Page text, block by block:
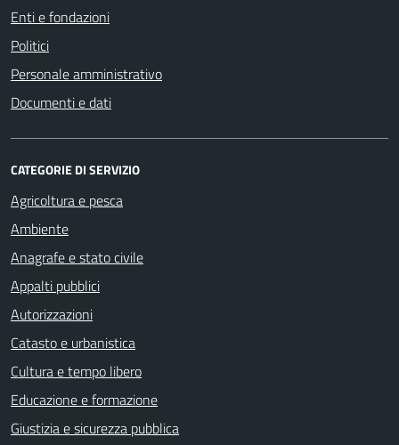
Enti e fondazioni
Politici
Personale amministrativo
Documenti e dati
CATEGORIE DI SERVIZIO
Agricoltura e pesca
Ambiente
Anagrafe e stato civile
Appalti pubblici
Autorizzazioni
Catasto e urbanistica
Cultura e tempo libero
Educazione e formazione
Giustizia e sicurezza pubblica